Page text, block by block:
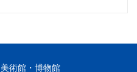
美術館・博物館